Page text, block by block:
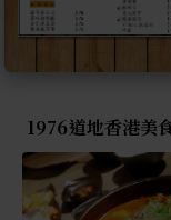
1976道地香港美